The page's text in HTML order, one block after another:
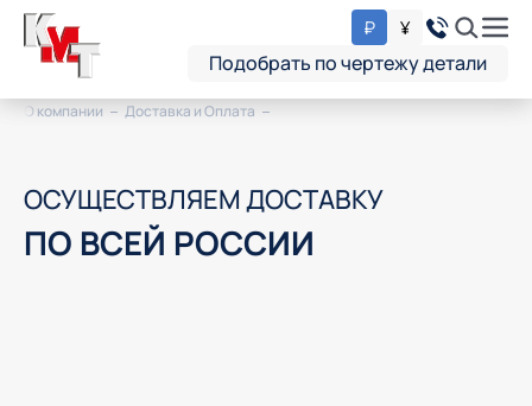
₽ ¥
Подобрать по чертежу детали
О компании Доставка и Оплата
ОСУЩЕСТВЛЯЕМ ДОСТАВКУ
ПО ВСЕЙ РОССИИ